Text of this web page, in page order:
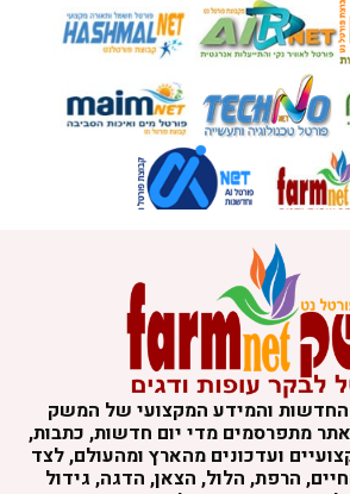
והמידע המקצועי של המשק
מדי יום חדשות, כתבות,
ועדכונים מהארץ ומהעולם, לצד
הרפת, הלול, הצאן, הדגה, גידול